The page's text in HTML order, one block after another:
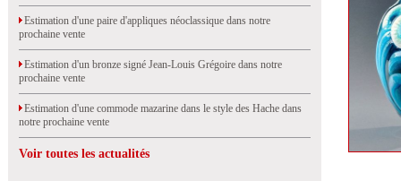
Estimation d'une paire d'appliques néoclassique dans notre
prochaine vente
Estimation d'un bronze signé Jean-Louis Grégoire dans notre
prochaine vente
Estimation d'une commode mazarine dans le style des Hache dans
notre prochaine vente
Voir toutes les actualités